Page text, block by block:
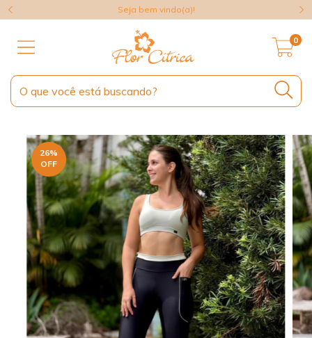
Seja bem vindo(a)!
0
26%
OFF